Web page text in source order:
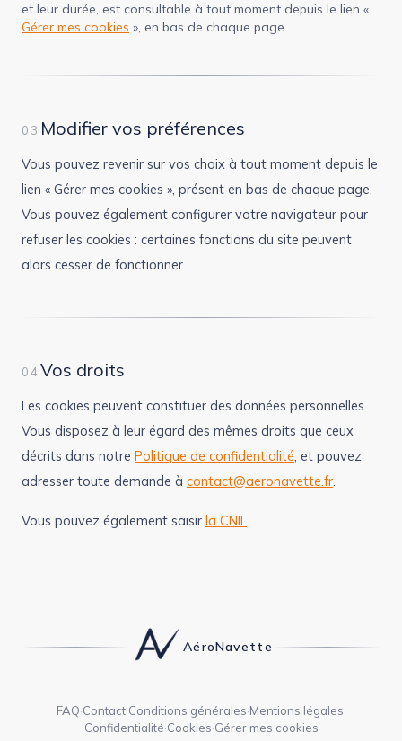
et leur durée, est consultable à tout moment depuis le lien «
Gérer mes cookies », en bas de chaque page.
03 Modifier vos préférences
Vous pouvez revenir sur vos choix à tout moment depuis le
lien « Gérer mes cookies », présent en bas de chaque page.
Vous pouvez également configurer votre navigateur pour
refuser les cookies : certaines fonctions du site peuvent
alors cesser de fonctionner.
04Vos droits
Les cookies peuvent constituer des données personnelles.
Vous disposez à leur égard des mêmes droits que ceux
décrits dans notre Politique de confidentialité, et pouvez
adresser toute demande à contact@aeronavette.fr.
Vous pouvez également saisir la CNIL.
AéroNavette
FAQ·Contact·Conditions générales·Mentions légales·
Confidentialité·Cookies·Gérer mes cookies